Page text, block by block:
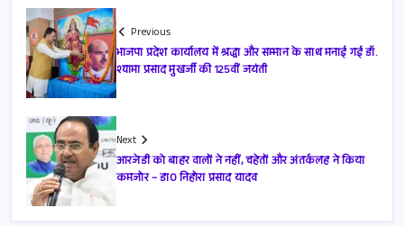
Previous
भाजपा प्रदेश कार्यालय में श्रद्धा और सम्मान के साथ मनाई गई डॉ.
श्यामा प्रसाद मुखर्जी की 125वीं जयंती
Next
आरजेडी को बाहर वालों ने नहीं, चहेतों और अंतर्कलह ने किया
कमजोर – डा0 निहोरा प्रसाद यादव